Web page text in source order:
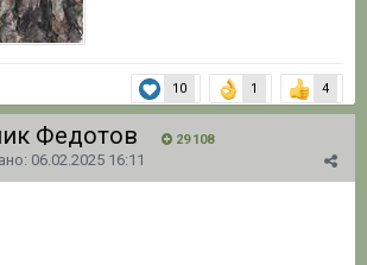
10 1 4
Федотов 29 108
06.02.2025 16:11